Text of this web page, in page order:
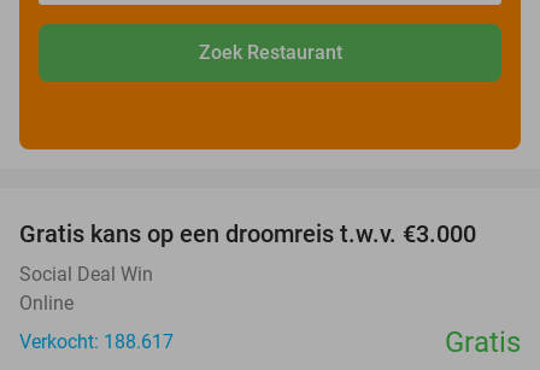
Zoek Restaurant
Gratis kans op een droomreis t.w.v. €3.000
Social Deal Win
Online
Verkocht: 188.617
Gratis